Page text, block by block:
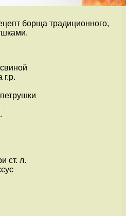
борща традиционного,
г.р.
ст. л.